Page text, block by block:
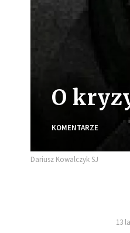
O
KOMENTARZE
Dariusz Kowalczyk SJ
13